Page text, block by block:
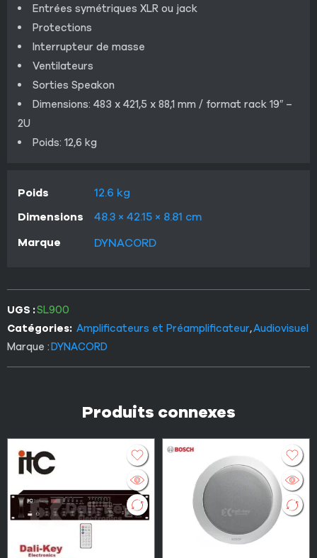
Entrées symétriques XLR ou jack
Protections
Interrupteur de masse
Ventilateurs
Sorties Speakon
Dimensions: 483 x 421,5 x 88,1 mm / format rack 19″ –
2U
Poids: 12,6 kg
Poids
12.6 kg
Dimensions
48.3 × 42.15 × 8.81 cm
Marque
DYNACORD
UGS :SL900
Catégories: Amplificateurs et Préamplificateur,Audiovisuel
Marque :DYNACORD
Produits connexes